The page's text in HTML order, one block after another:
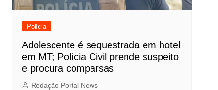
Polícia
Adolescente é sequestrada em hotel
em MT; Polícia Civil prende suspeito
e procura comparsas
Redação Portal News